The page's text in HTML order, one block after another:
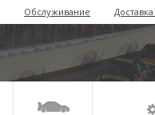
Обслуживание